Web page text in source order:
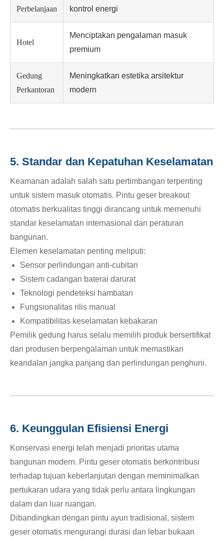
Perbelanjaan
kontrol energi
Hotel
Menciptakan pengalaman masuk
premium
Gedung
Perkantoran
Meningkatkan estetika arsitektur
modern
5. Standar dan Kepatuhan Keselamatan
Keamanan adalah salah satu pertimbangan terpenting
untuk sistem masuk otomatis. Pintu geser breakout
otomatis berkualitas tinggi dirancang untuk memenuhi
standar keselamatan internasional dan peraturan
bangunan.
Elemen keselamatan penting meliputi:
Sensor perlindungan anti-cubitan
Sistem cadangan baterai darurat
Teknologi pendeteksi hambatan
Fungsionalitas rilis manual
Kompatibilitas keselamatan kebakaran
Pemilik gedung harus selalu memilih produk bersertifikat
dari produsen berpengalaman untuk memastikan
keandalan jangka panjang dan perlindungan penghuni.
6. Keunggulan Efisiensi Energi
Konservasi energi telah menjadi prioritas utama
bangunan modern. Pintu geser otomatis berkontribusi
terhadap tujuan keberlanjutan dengan meminimalkan
pertukaran udara yang tidak perlu antara lingkungan
dalam dan luar ruangan.
Dibandingkan dengan pintu ayun tradisional, sistem
geser otomatis mengurangi durasi dan lebar bukaan